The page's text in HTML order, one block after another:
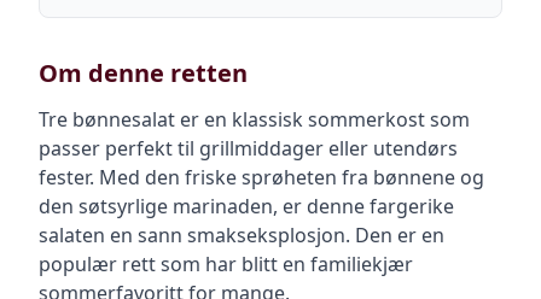
Om denne retten
Tre bønnesalat er en klassisk sommerkost som
passer perfekt til grillmiddager eller utendørs
fester. Med den friske sprøheten fra bønnene og
den søtsyrlige marinaden, er denne fargerike
salaten en sann smakseksplosjon. Den er en
populær rett som har blitt en familiekjær
sommerfavoritt for mange.